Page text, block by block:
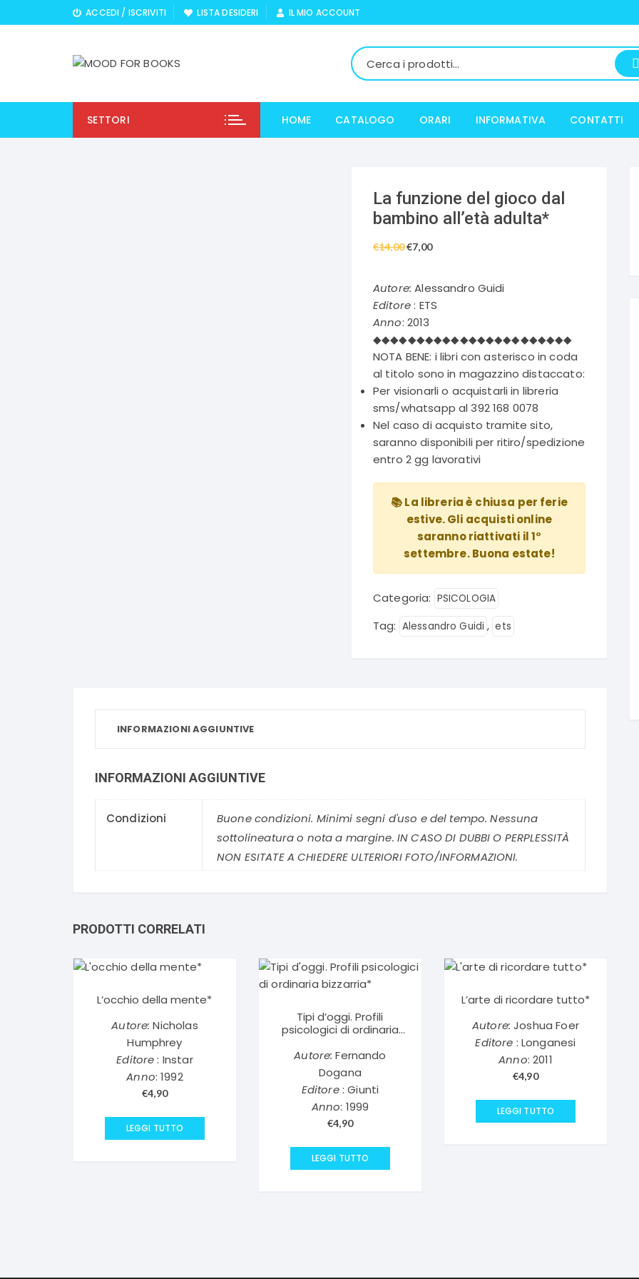
al
ACCEDI / ISCRIVITI LISTA DESIDERI IL MIO ACCOUNT
SETTORI HOME CATALOGO ORARI INFORMATIVA CONTATTI
La funzione del gioco dal
bambino all’età adulta*
€14,00Il
originale
€14,00.
€7,00Il
attuale
Autore: Alessandro Guidi
Editore: ETS
Anno: 2013
◆◆◆◆◆◆◆◆◆◆◆◆◆◆◆◆◆◆◆◆◆◆◆
NOTA BENE: i libri con asterisco in coda
al titolo sono in magazzino distaccato:
Per visionarli o acquistarli in libreria
sms/whatsapp al 392 168 0078
Nel caso di acquisto tramite sito,
saranno disponibili per ritiro/spedizione
entro 2 gg lavorativi
📚 La libreria è chiusa per ferie
estive. Gli acquisti online
saranno riattivati il 1°
settembre. Buona estate!
Categoria: PSICOLOGIA
Tag: Alessandro Guidi , ets
INFORMAZIONI AGGIUNTIVE
INFORMAZIONI AGGIUNTIVE
Condizioni
Buone condizioni. Minimi segni d'uso e del tempo. Nessuna
sottolineatura o nota a margine. IN CASO DI DUBBI O PERPLESSITÀ
NON ESITATE A CHIEDERE ULTERIORI FOTO/INFORMAZIONI.
PRODOTTI CORRELATI
L’occhio della mente*
Autore: Nicholas
Humphrey
Editore: Instar
Anno: 1992
€4,90
LEGGI TUTTO
Tipi d’oggi. Profili
psicologici di ordinaria
Autore: Fernando
Dogana
Editore: Giunti
Anno: 1999
€4,90
LEGGI TUTTO
L’arte di ricordare tutto*
Autore: Joshua Foer
Editore : Longanesi
Anno: 2011
€4,90
LEGGI TUTTO